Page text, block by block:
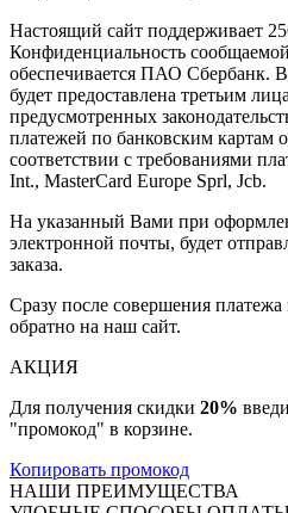
Настоящий сайт поддерживает
Конфиденциальность
обеспечивается ПАО Сбербанк.
будет предоставлена третьим
предусмотренных
платежей по банковским картам
соответствии с требованиями
Int., MasterCard Europe Sprl, Jcb.
На указанный Вами при
электронной почты, будет
заказа.
Сразу после совершения
обратно на наш сайт.
АКЦИЯ
Для получения скидки 20%
"промокод" в корзине.
Копировать промокод
НАШИ ПРЕИМУЩЕСТВА